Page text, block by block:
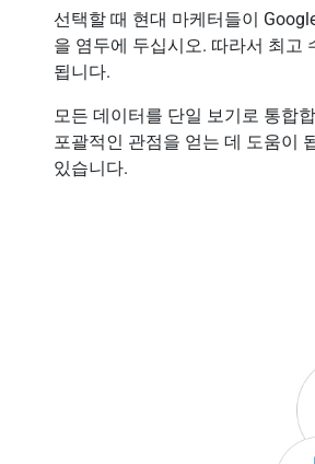
선택할 때 현대 마케터들이
을 염두에 두십시오. 따라서 최고
됩니다.
모든 데이터를 단일 보기로 통합
포괄적인 관점을 얻는 데 도움이
있습니다.